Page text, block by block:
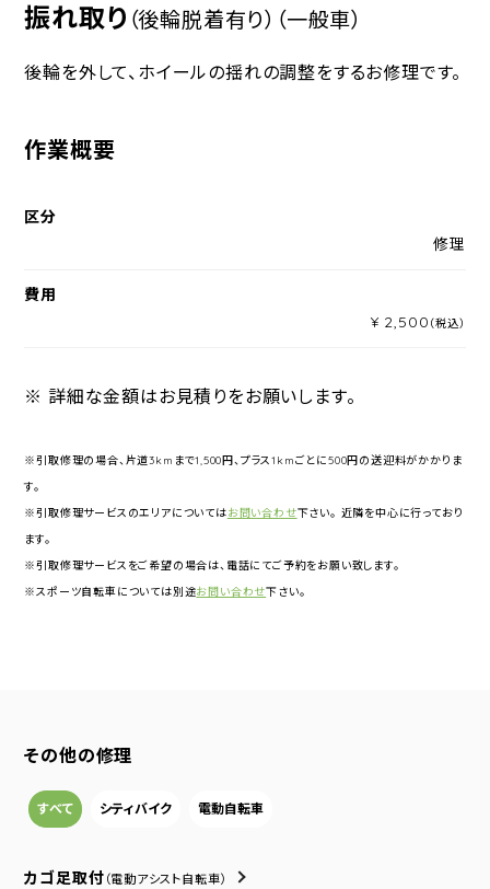
振れ取り （後輪脱着有り） （一般車）
後輪を外して、ホイールの揺れの調整をするお修理です。
作業概要
区分
修理
費用
¥ 2,500 （税込）
※ 詳細な金額はお見積りをお願いします。
※引取修理の場合、片道3kmまで1,500円、プラス1kmごとに500円の送迎料がかかりま
す。
※引取修理サービスのエリアについてはお問い合わせ下さい。 近隣を中心に行っており
ます。
※引取修理サービスをご希望の場合は、電話にてご予約をお願い致します。
※スポーツ自転車については別途お問い合わせ下さい。
その他の修理
すべて シティバイク 電動自転車
カゴ足取付 （電動アシスト自転車）